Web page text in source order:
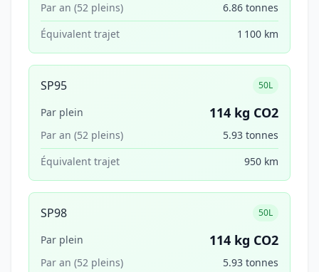
Par an (52 pleins)
6.86 tonnes
Équivalent trajet
1 100 km
SP95 50L
Par plein 114 kg CO2
Par an (52 pleins)
5.93 tonnes
Équivalent trajet
950 km
SP98 50L
Par plein 114 kg CO2
Par an (52 pleins)
5.93 tonnes